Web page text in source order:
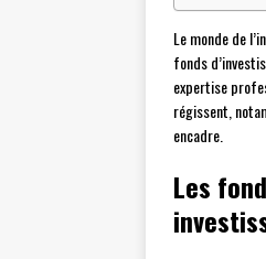
Le monde de
fonds
expertise
régissent,
encadre.
Les